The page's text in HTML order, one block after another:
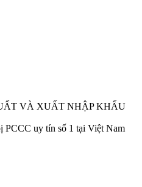
VÀ XUẤT NHẬP KHẨU
uy tín số 1 tại Việt Nam